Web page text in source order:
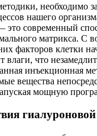
необходимо
нашего
это современный
матрикса. С
факторов клетки
что
инъекционная
вещества
мощную